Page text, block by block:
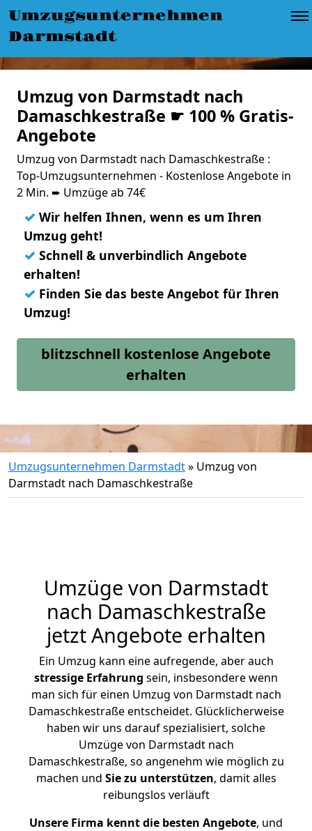
Umzugsunternehmen
Darmstadt
Umzug von Darmstadt nach
Damaschkestraße ☛ 100 % Gratis-
Angebote
Umzug von Darmstadt nach Damaschkestraße :
Top-Umzugsunternehmen - Kostenlose Angebote in
2 Min. ➨ Umzüge ab 74€
✓ Wir helfen Ihnen, wenn es um Ihren
Umzug geht!
✓ Schnell & unverbindlich Angebote
erhalten!
✓ Finden Sie das beste Angebot für Ihren
Umzug!
blitzschnell kostenlose Angebote
erhalten
Umzugsunternehmen Darmstadt» Umzug von
Darmstadt nach Damaschkestraße
Umzüge von Darmstadt
nach Damaschkestraße
jetzt Angebote erhalten
Ein Umzug kann eine aufregende, aber auch
stressige Erfahrung sein, insbesondere wenn
man sich für einen Umzug von Darmstadt nach
Damaschkestraße entscheidet. Glücklicherweise
haben wir uns darauf spezialisiert, solche
Umzüge von Darmstadt nach
Damaschkestraße, so angenehm wie möglich zu
machen und Sie zu unterstützen, damit alles
reibungslos verläuft
Unsere Firma kennt die besten Angebote, und